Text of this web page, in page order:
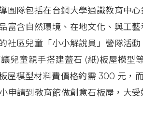
團隊包括在台鋼大學通識教育中
富含自然環境、在地文化、與工
社區兒童「小小解說員」營隊活
兒童親手搭建蓋石 (紙)板屋模型
屋模型材料費價格約需 300 元，
申請到教育館做創意石板屋，大